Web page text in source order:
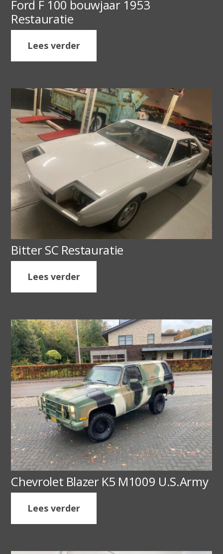
Ford F 100 bouwjaar 1953
Restauratie
Lees verder
Bitter SC Restauratie
Lees verder
Chevrolet Blazer K5 M1009 U.S.Army
Lees verder